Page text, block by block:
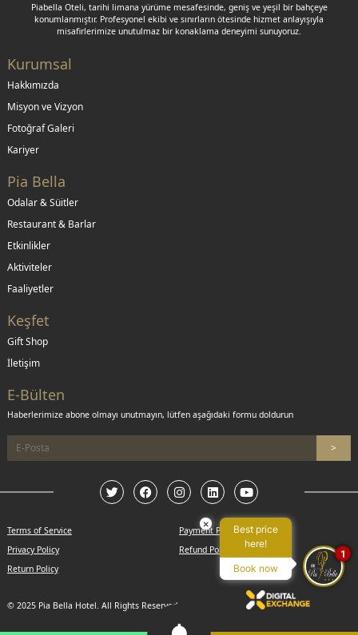
Piabella Oteli, tarihi limana yürüme mesafesinde, geniş ve yeşil bir bahçeye
konumlanmıştır. Profesyonel ekibi ve sınırların ötesinde hizmet anlayışıyla
misafirlerimize unutulmaz bir konaklama deneyimi sunuyoruz.
Kurumsal
Hakkımızda
Misyon ve Vizyon
Fotoğraf Galeri
Kariyer
Pia Bella
Odalar & Süitler
Restaurant & Barlar
Etkinlikler
Aktiviteler
Faaliyetler
Keşfet
Gift Shop
İletişim
E-Bülten
Haberlerimize abone olmayı unutmayın, lütfen aşağıdaki formu doldurun
Terms of Service
Payment Policy
Privacy Policy
Refund Policy
Return Policy
© 2025 Pia Bella Hotel. All Rights Reserved.
×
Best price
here!
Book now
1